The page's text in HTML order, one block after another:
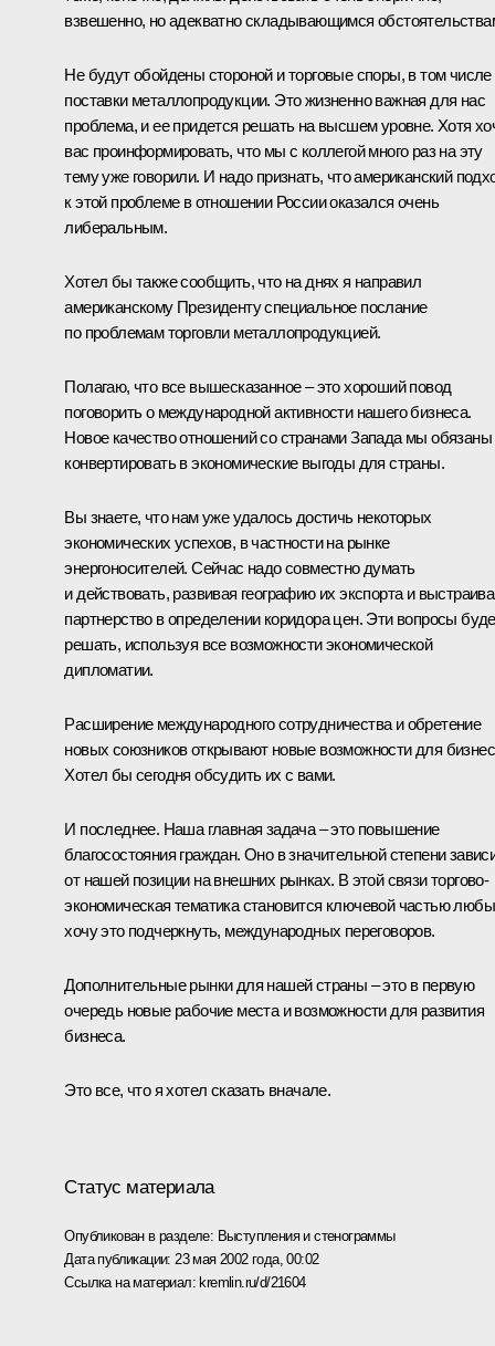
взвешенно, но адекватно складывающимся
Не будут обойдены стороной и торговые споры, в том числе
поставки металлопродукции. Это жизненно важная для нас
проблема, и ее придется решать на высшем уровне. Хотя
вас проинформировать, что мы с коллегой много раз на эту
тему уже говорили. И надо признать, что американский
к этой проблеме в отношении России оказался очень
либеральным.
Хотел бы также сообщить, что на днях я направил
американскому Президенту специальное послание
по проблемам торговли металлопродукцией.
Полагаю, что все вышесказанное – это хороший повод
поговорить о международной активности нашего бизнеса.
Новое качество отношений со странами Запада мы обязаны
конвертировать в экономические выгоды для страны.
Вы знаете, что нам уже удалось достичь некоторых
экономических успехов, в частности на рынке
энергоносителей. Сейчас надо совместно думать
и действовать, развивая географию их экспорта и
партнерство в определении коридора цен. Эти вопросы
решать, используя все возможности экономической
дипломатии.
Расширение международного сотрудничества и обретение
новых союзников открывают новые возможности для
Хотел бы сегодня обсудить их с вами.
И последнее. Наша главная задача – это повышение
благосостояния граждан. Оно в значительной степени
от нашей позиции на внешних рынках. В этой связи торгово-
экономическая тематика становится ключевой частью
хочу это подчеркнуть, международных переговоров.
Дополнительные рынки для нашей страны – это в первую
очередь новые рабочие места и возможности для развития
бизнеса.
Это все, что я хотел сказать вначале.
Статус материала
Опубликован в разделе: Выступления и стенограммы
Дата публикации: 23 мая 2002 года, 00:02
Ссылка на материал:kremlin.ru/d/21604